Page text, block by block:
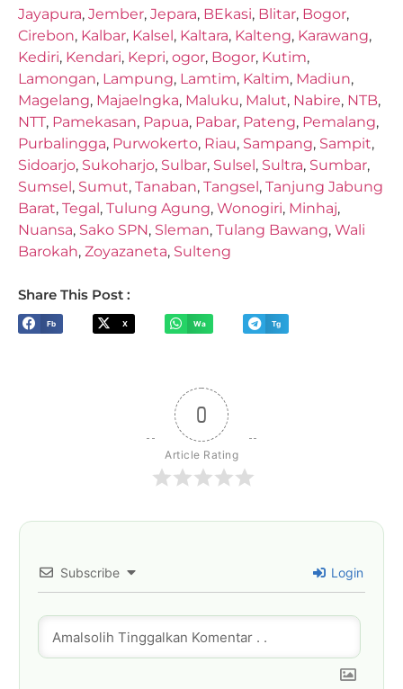
Jayapura, Jember, Jepara, BEkasi, Blitar, Bogor,
Cirebon, Kalbar, Kalsel , Kaltara, Kalteng, Karawang,
Kediri, Kendari, Kepri, ogor, Bogor, Kutim,
Lamongan, Lampung, Lamtim, Kaltim, Madiun,
Magelang, Majaelngka, Maluku, Malut, Nabire, NTB,
NTT, Pamekasan, Papua, Pabar, Pateng, Pemalang,
Purbalingga, Purwokerto, Riau, Sampang, Sampit,
Sidoarjo, Sukoharjo, Sulbar, Sulsel , Sultra, Sumbar,
Sumsel , Sumut, Tanaban, Tangsel , Tanjung Jabung
Barat, Tegal , Tulung Agung, Wonogiri, Minhaj,
Nuansa, Sako SPN, Sleman, Tulang Bawang, Wali
Barokah, Zoyazaneta, Sulteng
Share This Post :
Fb X Wa Tg
0
Article Rating
Subscribe Login